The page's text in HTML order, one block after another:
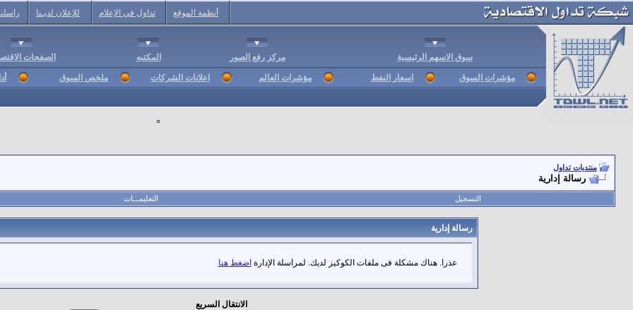
أنظمة الموقع تداول في الإعلام للإعلان لديـنا
سوق الاسهم الرئيسية مركز رفع الصور المكتبه الصفحات
مؤشرات السوق اسعار النفط مؤشرات العالم اعلانات الشركات ملخص السوق
منتديات تداول
رسالة إدارية
التسجيل التعليمـــات
رسالة إدارية
عذرا. هناك مشكلة فى ملفات الكوكيز لديك. لمراسلة الإدارة اضغط هنا
الانتقال السريع